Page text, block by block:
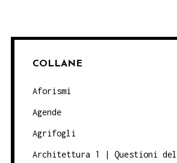
COLLANE
Aforismi
Agende
Agrifogli
Architettura 1 | Questioni